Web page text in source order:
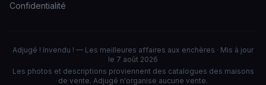
Confidentialité
Adjugé ! Invendu ! — Les meilleures affaires aux enchères · Mis à jour
le 7 août 2026
Les photos et descriptions proviennent des catalogues des maisons
de vente. Adjugé n'organise aucune vente.